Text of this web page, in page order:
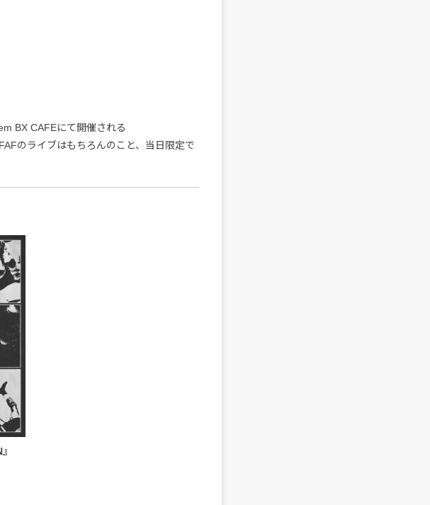
BX CAFEにて開催される
のライブはもちろんのこと、当日限定で